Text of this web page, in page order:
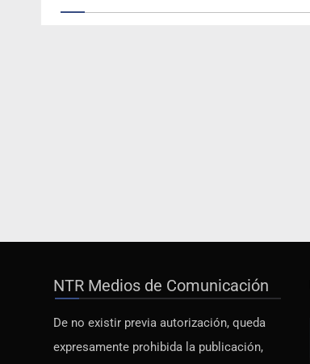
NTR Medios de Comunicación
De no existir previa autorización, queda
expresamente prohibida la publicación,